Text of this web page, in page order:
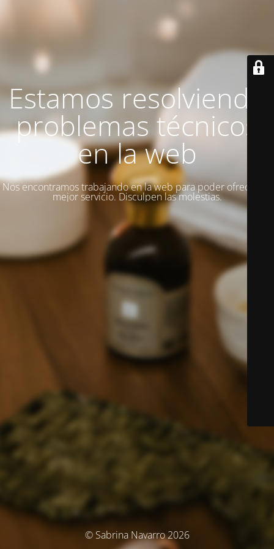
Estamos resolviendo
problemas técnicos
en la web
Nos encontramos trabajando en la web para poder ofrecer un
mejor servicio. Disculpen las molestias.
© Sabrina Navarro 2026